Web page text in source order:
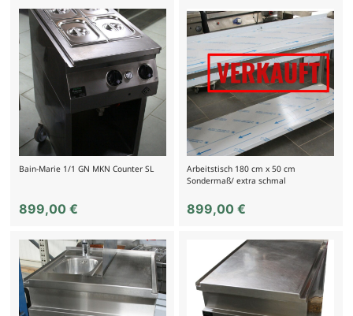
Bain-Marie 1/1 GN MKN Counter SL
899,00 €
Arbeitstisch 180 cm x 50 cm
Sondermaß/ extra schmal
899,00€